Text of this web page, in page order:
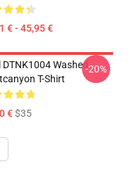
€ - 45,95 €
DTNK1004 Washed
T-Shirt
€$35
-20%